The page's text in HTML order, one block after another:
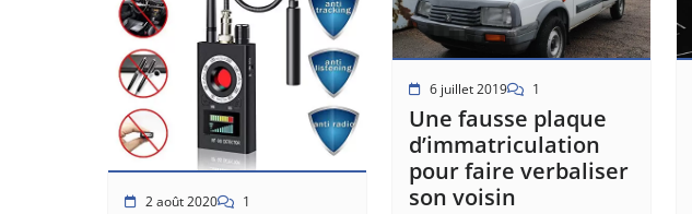
2 août 2020 1
6 juillet 2019 1
Une fausse plaque
d’immatriculation
pour faire verbaliser
son voisin